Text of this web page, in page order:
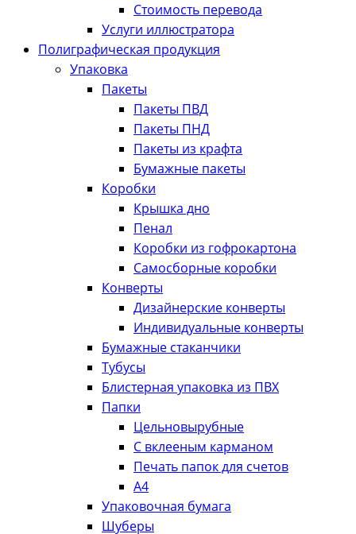
Стоимость перевода
Услуги иллюстратора
Полиграфическая продукция
Упаковка
Пакеты
Пакеты ПВД
Пакеты ПНД
Пакеты из крафта
Бумажные пакеты
Коробки
Крышка дно
Пенал
Коробки из гофрокартона
Самосборные коробки
Конверты
Дизайнерские конверты
Индивидуальные конверты
Бумажные стаканчики
Тубусы
Блистерная упаковка из ПВХ
Папки
Цельновырубные
С вклееным карманом
Печать папок для счетов
А4
Упаковочная бумага
Шуберы